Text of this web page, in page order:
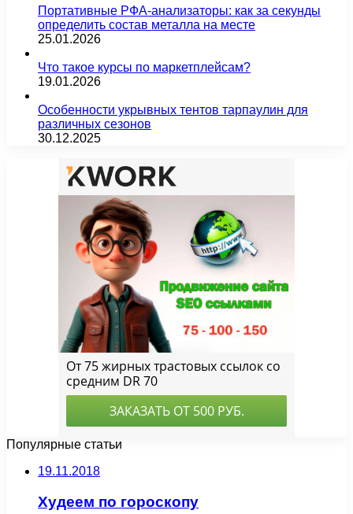
Портативные РФА-анализаторы: как за секунды
определить состав металла на месте
25.01.2026
Что такое курсы по маркетплейсам?
19.01.2026
Особенности укрывных тентов тарпаулин для
различных сезонов
30.12.2025
Популярные статьи
19.11.2018
Худеем по гороскопу